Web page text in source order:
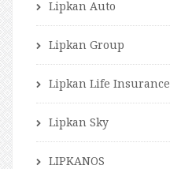
Lipkan Auto
Lipkan Group
Lipkan Life Insurance
Lipkan Sky
LIPKANOS